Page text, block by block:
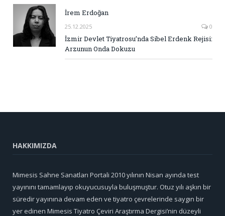
İrem Erdoğan
25.12.2025 0
İzmir Devlet Tiyatrosu’nda Sibel Erdenk Rejisi:
Arzunun Onda Dokuzu
HAKKIMIZDA
Mimesis Sahne Sanatları Portali 2010 yılının Nisan ayında test
yayınını tamamlayıp okuyucusuyla buluşmuştur. Otuz yılı aşkın bir
süredir yayınına devam eden ve tiyatro çevrelerinde saygın bir
yer edinen Mimesis Tiyatro Çeviri Araştırma Dergisi’nin düzeyli